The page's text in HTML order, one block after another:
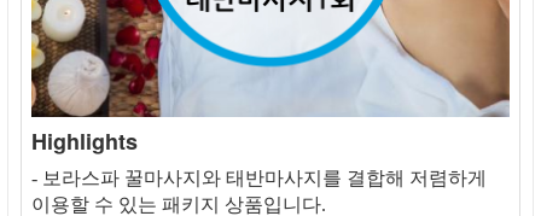
Highlights
- 보라스파 꿀마사지와 태반마사지를 결합해 저렴하게
이용할 수 있는 패키지 상품입니다.